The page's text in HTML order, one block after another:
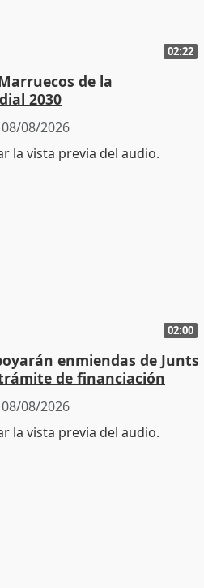
02:22
de la
2030
08/08/2026
02:00
enmiendas de Junts
de financiación
08/08/2026